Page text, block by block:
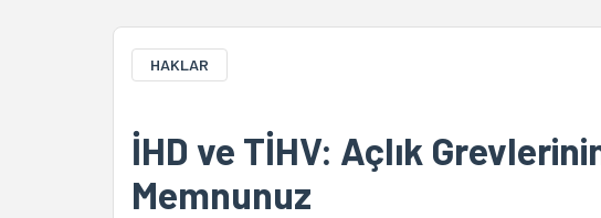
HAKLAR
İHD ve TİHV: Açlık
Memnunuz